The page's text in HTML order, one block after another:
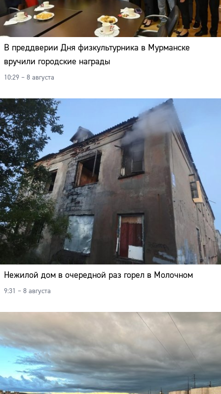
В преддверии Дня физкультурника в Мурманске
вручили городские награды
10:29 – 8 августа
Нежилой дом в очередной раз горел в Молочном
9:31 – 8 августа